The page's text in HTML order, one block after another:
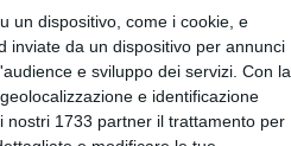
un dispositivo, come i cookie, e
inviate da un dispositivo per annunci
e sviluppo dei servizi. Con la
e identificazione
nostri 1733 partner il trattamento per